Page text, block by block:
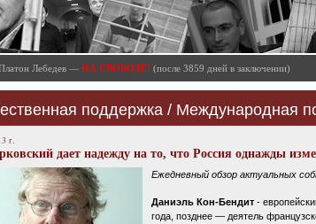
Лебедев — НА СВОБОДЕ! (после 3859 дней в заключении)
поддержка / Международная
г.
дает надежду на то, что Россия однажды
Ежедневный обзор актуальных
Даниэль Кон-Бендит -
года, позднее — деятель